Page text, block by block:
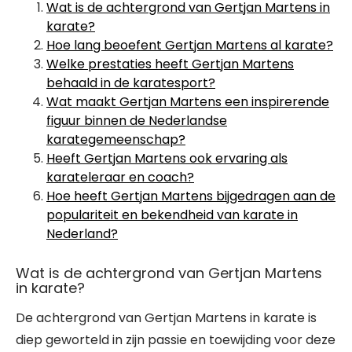
Wat is de achtergrond van Gertjan Martens in
karate?
Hoe lang beoefent Gertjan Martens al karate?
Welke prestaties heeft Gertjan Martens
behaald in de karatesport?
Wat maakt Gertjan Martens een inspirerende
figuur binnen de Nederlandse
karategemeenschap?
Heeft Gertjan Martens ook ervaring als
karateleraar en coach?
Hoe heeft Gertjan Martens bijgedragen aan de
populariteit en bekendheid van karate in
Nederland?
Wat is de achtergrond van Gertjan Martens
in karate?
De achtergrond van Gertjan Martens in karate is
diep geworteld in zijn passie en toewijding voor deze